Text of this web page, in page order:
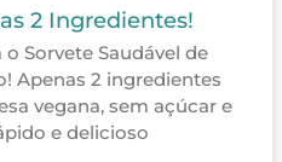
2 Ingredientes!
Sorvete Saudável de
Apenas 2 ingredientes
vegana, sem açúcar e
e delicioso